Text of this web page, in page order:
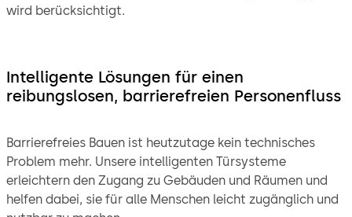
wird berücksichtigt.
Intelligente Lösungen für einen
reibungslosen, barrierefreien Personenfluss
Barrierefreies Bauen ist heutzutage kein technisches
Problem mehr. Unsere intelligenten Türsysteme
erleichtern den Zugang zu Gebäuden und Räumen und
helfen dabei, sie für alle Menschen leicht zugänglich und